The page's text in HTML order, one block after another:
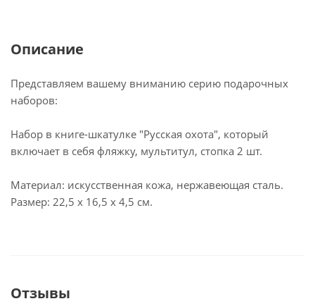
Описание
Представляем вашему вниманию серию подарочных
наборов:
Набор в книге-шкатулке "Русская охота", который
включает в себя фляжку, мультитул, стопка 2 шт.
Материал: искусственная кожа, нержавеющая сталь.
Размер: 22,5 х 16,5 х 4,5 см.
Отзывы